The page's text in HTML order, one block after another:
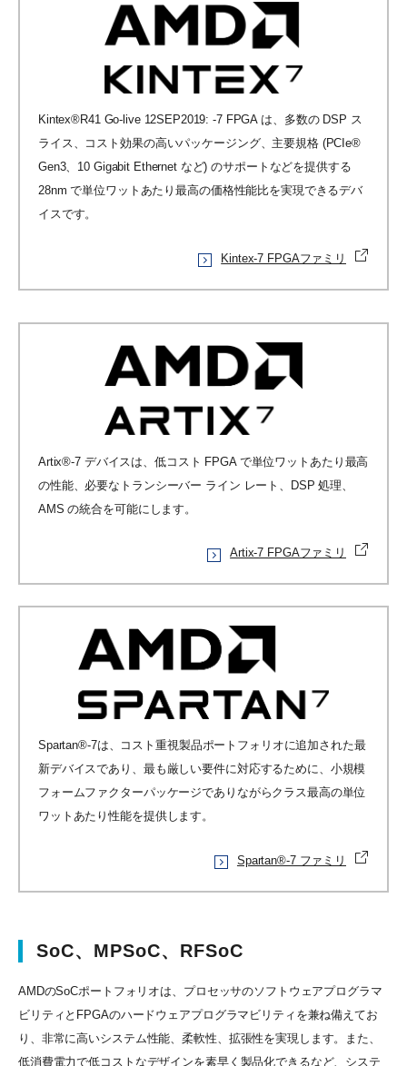
Kintex®R41 Go-live 12SEP2019: -7 FPGA は、多数の DSP ス
ライス、コスト効果の高いパッケージング、主要規格 (PCIe®
Gen3、10 Gigabit Ethernet など) のサポートなどを提供する
28nm で単位ワットあたり最高の価格性能比を実現できるデバ
イスです。
Kintex-7 FPGAファミリ
Artix®-7 デバイスは、低コスト FPGA で単位ワットあたり最高
の性能、必要なトランシーバー ライン レート、DSP 処理、
AMS の統合を可能にします。
Artix-7 FPGAファミリ
Spartan®-7は、コスト重視製品ポートフォリオに追加された最
新デバイスであり、最も厳しい要件に対応するために、小規模
フォームファクターパッケージでありながらクラス最高の単位
ワットあたり性能を提供します。
Spartan®-7 ファミリ
SoC、MPSoC、RFSoC
AMDのSoCポートフォリオは、プロセッサのソフトウェアプログラマ
ビリティとFPGAのハードウェアプログラマビリティを兼ね備えてお
り、非常に高いシステム性能、柔軟性、拡張性を実現します。また、
低消費電力で低コストなデザインを素早く製品化できるなど、システ